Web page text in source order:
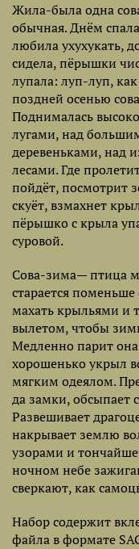
Жила-была одна
обычная. Днём
любила ухухукать,
сидела, пёрышки
лупала: луп-луп,
поздней осенью
Поднималась
лугами, над
деревеньками, над
лесами. Где
пойдёт, посмотрит
скуёт, взмахнет
пёрышко с крыла
суровой.
Сова-зима— птица
старается
махать крыльями и
вылетом, чтобы
Медленно парит
хорошенько укрыл
мягким одеялом.
да замки, обсыпает
Развешивает
накрывает землю
узорами и
ночном небе
сверкают, как
Набор содержит
файла в формате